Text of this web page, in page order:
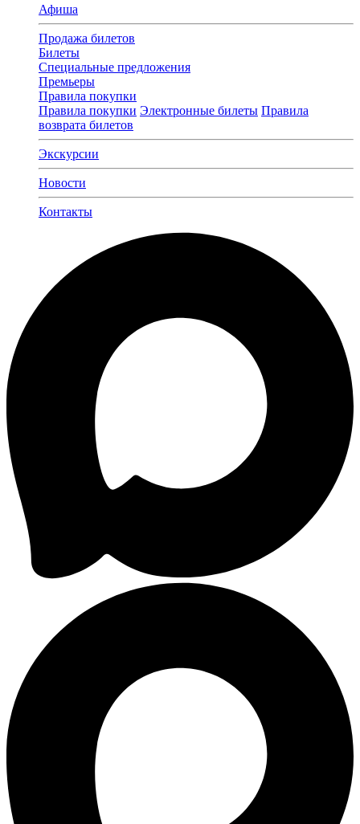
Афиша
Продажа билетов
Билеты
Специальные предложения
Премьеры
Правила покупки
Правила покупки Электронные билеты Правила
возврата билетов
Экскурсии
Новости
Контакты